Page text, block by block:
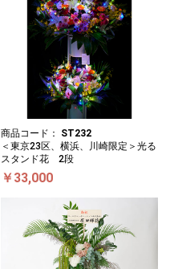
商品コード： ST232
＜東京23区、横浜、川崎限定＞光る
スタンド花 2段
￥33,000